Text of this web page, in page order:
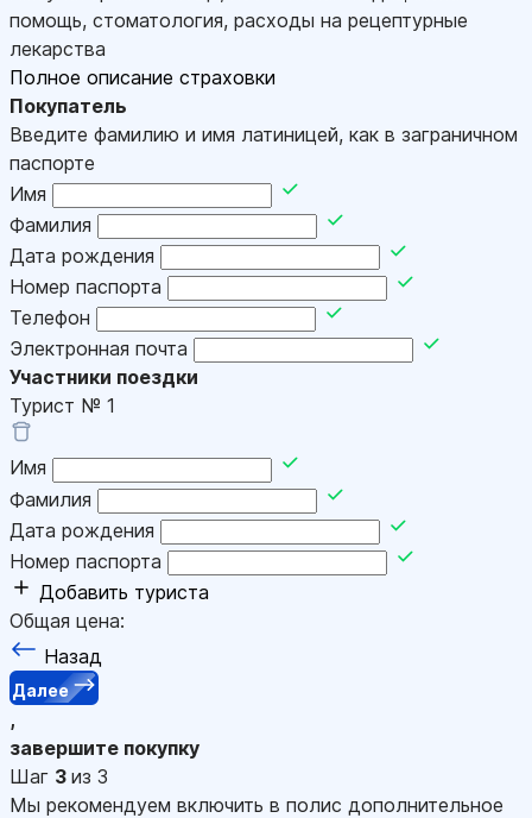
помощь, стоматология, расходы на рецептурные
лекарства
Полное описание страховки
Покупатель
Введите фамилию и имя латиницей, как в заграничном
паспорте
Имя
Фамилия
Дата рождения
Номер паспорта
Телефон
Электронная почта
Участники поездки
Турист № 1
Имя
Фамилия
Дата рождения
Номер паспорта
Добавить туриста
Общая цена:
Назад
Далее
,
завершите покупку
Шаг 3 из 3
Мы рекомендуем включить в полис дополнительное